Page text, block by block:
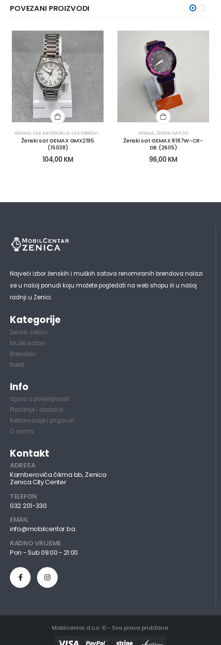
POVEZANI PROIZVODI
GEMAX,OLX KATEGORIJE,OLX OBNOVA ŽENSKI SATOVI
Ženski sat GEMAX GMX2195
(15038)
104,00 KM
GEMAX,ŽENSKI SATOVI
Ženski sat GEMAX 8187W-CR-
DB (2605)
96,00 KM
Najveći izbor ženskih i muških satova renomiranih brendova nalazi
se u našoj ponudi koju možete pogledati na web shopu ili u našoj
radnji u Zenici.
Kategorije
Ženski satovi
Muški satovi
Brendovi
Nakit
Info
Izjava o povjerljivosti
Plaćanje i dostava
Reklamacije i prigovori
O nama
Kontakt
ADRESA
Kamberovića čikma bb, Zenica
Zenica City Center
TELEFON
032 201-330
EMAIL
info@mobilcentar.ba
RADNO VRIJEME
Pon - Sub 09:00 - 21:00
Mobilcentar d.o.o. © - Sva prava pridržana.